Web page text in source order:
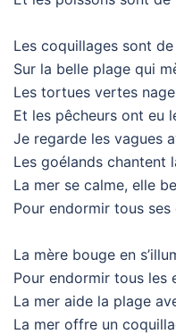
Les coquillages sont
Sur la belle plage qui
Les tortues vertes
Et les pêcheurs ont eu
Je regarde les vagues
Les goélands chantent
La mer se calme, elle
Pour endormir tous ses
La mère bouge en
Pour endormir tous les
La mer aide la plage
La mer offre un